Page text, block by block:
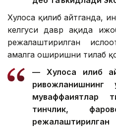
Хулоса қилиб айтганда,
келгуси давр ҳақида
режалаштирилган
амалга оширишни тилаб
— Хулоса қилиб
ривожланишнинг
муваффақиятлар
тинчлик,